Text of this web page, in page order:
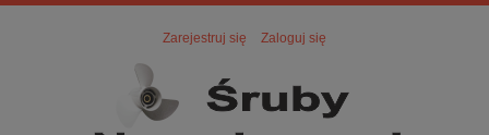
Zarejestruj się Zaloguj się